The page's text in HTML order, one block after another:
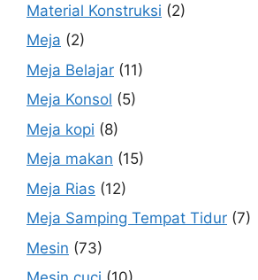
Material Konstruksi (2)
Meja (2)
Meja Belajar (11)
Meja Konsol (5)
Meja kopi (8)
Meja makan (15)
Meja Rias (12)
Meja Samping Tempat Tidur (7)
Mesin (73)